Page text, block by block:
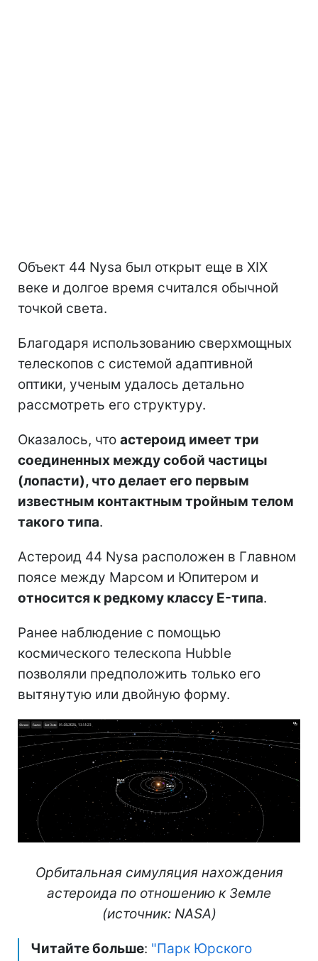
Объект 44 Nysa был открыт еще в XIX
веке и долгое время считался обычной
точкой света.
Благодаря использованию сверхмощных
телескопов с системой адаптивной
оптики, ученым удалось детально
рассмотреть его структуру.
Оказалось, что астероид имеет три
соединенных между собой частицы
(лопасти), что делает его первым
известным контактным тройным телом
такого типа.
Астероид 44 Nysa расположен в Главном
поясе между Марсом и Юпитером и
относится к редкому классу E-типа.
Ранее наблюдение с помощью
космического телескопа Hubble
позволяли предположить только его
вытянутую или двойную форму.
Орбитальная симуляция нахождения
астероида по отношению к Земле
(источник: NASA)
Читайте больше: "Парк Юрского